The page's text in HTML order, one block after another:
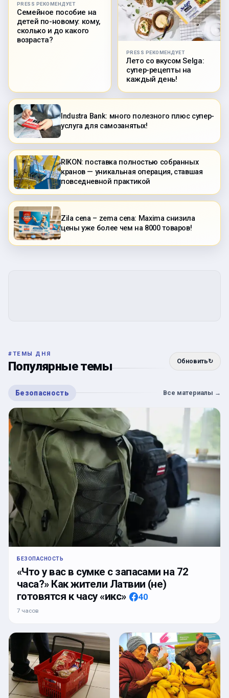
PRESS РЕКОМЕНДУЕТ
Семейное пособие на
детей по-новому: кому,
сколько и до какого
возраста?
PRESS РЕКОМЕНДУЕТ
Лето со вкусом Selga:
супер-рецепты на
каждый день!
Industra Bank: много полезного плюс супер-
услуга для самозанятых!
RIKON: поставка полностью собранных
кранов — уникальная операция, ставшая
повседневной практикой
Zila cena – zema cena: Maxima снизила
цены уже более чем на 8000 товаров!
#ТЕМЫ ДНЯ
Популярные темы Обновить↻
Безопасность Все материалы →
БЕЗОПАСНОСТЬ
«Что у вас в сумке с запасами на 72
часа?» Как жители Латвии (не)
готовятся к часу «икс»
40
7 часов